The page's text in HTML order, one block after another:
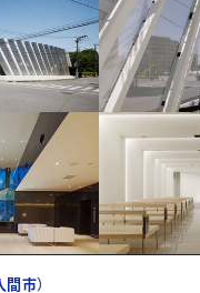
市）